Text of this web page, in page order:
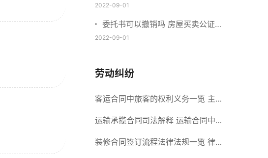
般包括这些条款
2022-09-01
委托书可以撤销吗 房屋买卖公证可
否撤销
2022-09-01
劳动纠纷
客运合同中旅客的权利义务一览 主
要包括这些内容
运输承揽合同司法解释 运输合同中
承运人的义务有哪些
装修合同签订流程法律法规一览 律